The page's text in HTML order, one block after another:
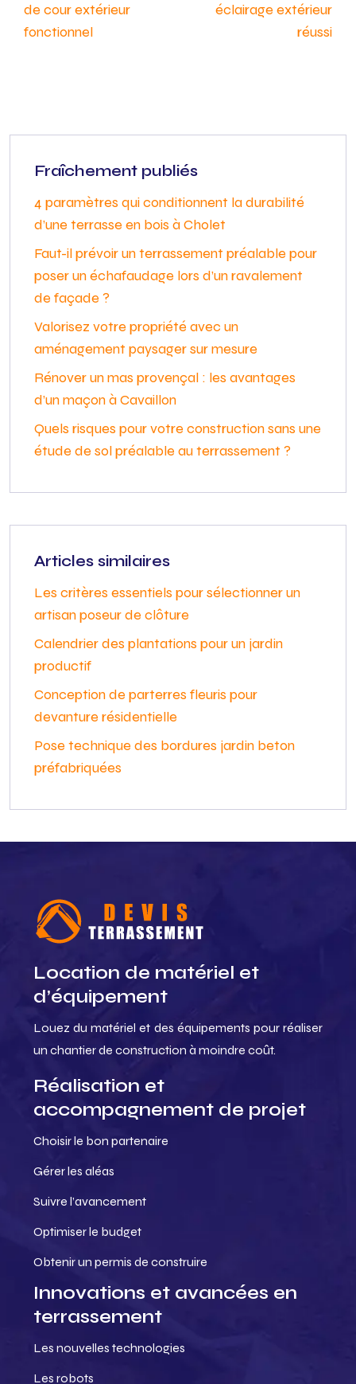
de cour extérieur
fonctionnel
éclairage extérieur
réussi
Fraîchement publiés
4 paramètres qui conditionnent la durabilité
d’une terrasse en bois à Cholet
Faut-il prévoir un terrassement préalable pour
poser un échafaudage lors d’un ravalement
de façade ?
Valorisez votre propriété avec un
aménagement paysager sur mesure
Rénover un mas provençal : les avantages
d’un maçon à Cavaillon
Quels risques pour votre construction sans une
étude de sol préalable au terrassement ?
Articles similaires
Les critères essentiels pour sélectionner un
artisan poseur de clôture
Calendrier des plantations pour un jardin
productif
Conception de parterres fleuris pour
devanture résidentielle
Pose technique des bordures jardin beton
préfabriquées
Location de matériel et
d’équipement
Louez du matériel et des équipements pour réaliser
un chantier de construction à moindre coût.
Réalisation et
accompagnement de projet
Choisir le bon partenaire
Gérer les aléas
Suivre l’avancement
Optimiser le budget
Obtenir un permis de construire
Innovations et avancées en
terrassement
Les nouvelles technologies
Les robots